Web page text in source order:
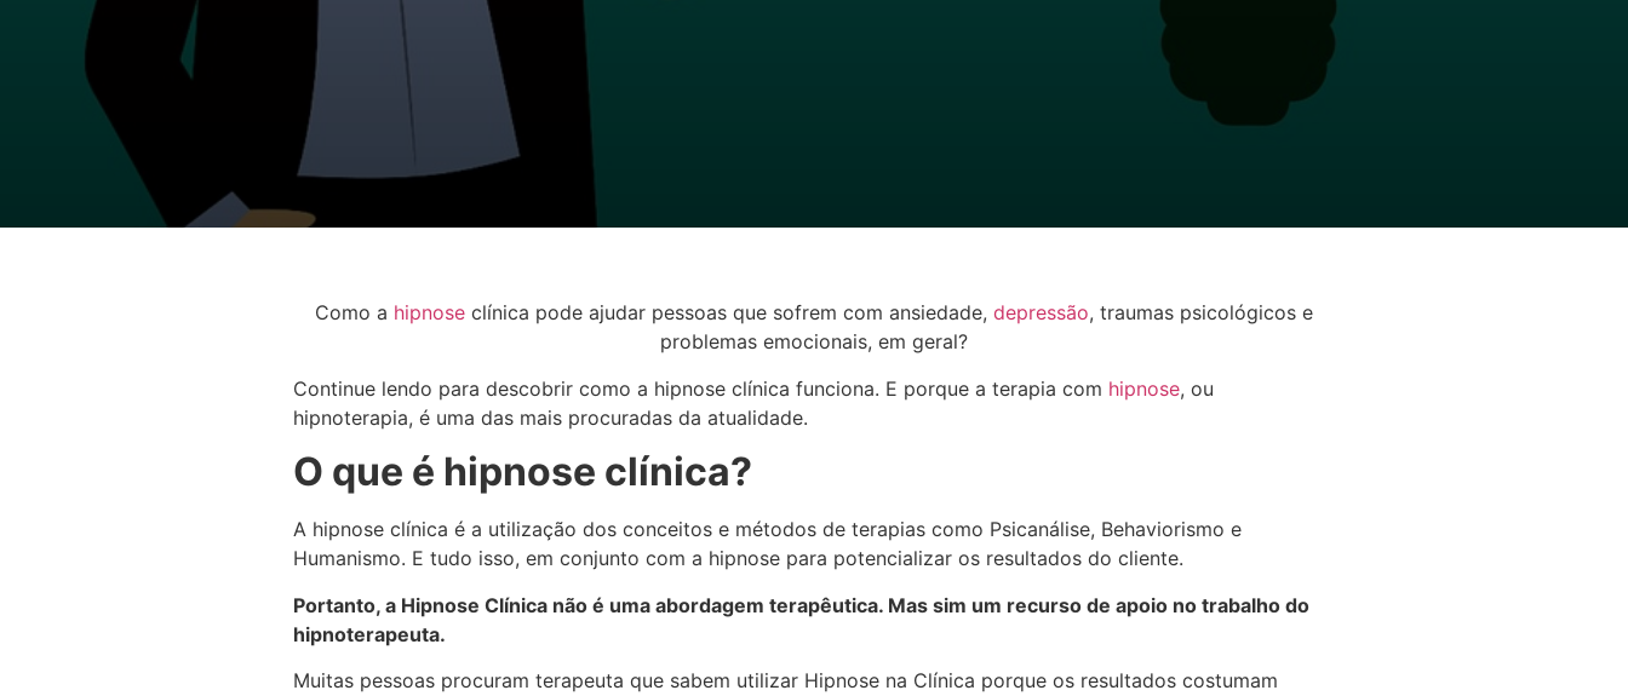
Como a hipnose clínica pode ajudar pessoas que sofrem com ansiedade, depressão, traumas psicológicos e
problemas emocionais, em geral?
Continue lendo para descobrir como a hipnose clínica funciona. E porque a terapia com hipnose, ou
hipnoterapia, é uma das mais procuradas da atualidade.
O que é hipnose clínica?
A hipnose clínica é a utilização dos conceitos e métodos de terapias como Psicanálise, Behaviorismo e
Humanismo. E tudo isso, em conjunto com a hipnose para potencializar os resultados do cliente.
Portanto, a Hipnose Clínica não é uma abordagem terapêutica. Mas sim um recurso de apoio no trabalho do
hipnoterapeuta.
Muitas pessoas procuram terapeuta que sabem utilizar Hipnose na Clínica porque os resultados costumam